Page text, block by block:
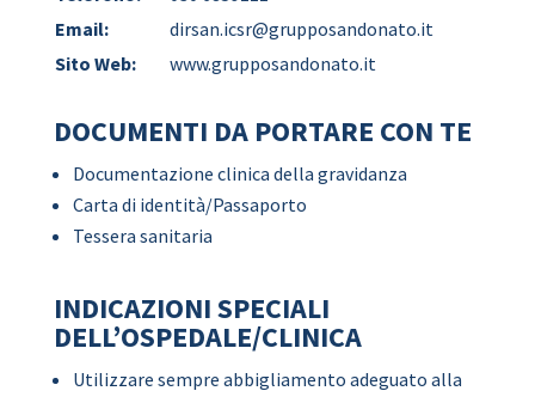
Email:
dirsan.icsr@grupposandonato.it
Sito Web:
www.grupposandonato.it
DOCUMENTI DA PORTARE CON TE
Documentazione clinica della gravidanza
Carta di identità/Passaporto
Tessera sanitaria
INDICAZIONI SPECIALI
DELL’OSPEDALE/CLINICA
Utilizzare sempre abbigliamento adeguato alla